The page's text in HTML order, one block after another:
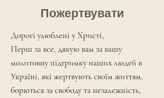
Пожертвувати
Дорогі улюблені у Христі,
Перш за все, дякую вам за вашу
молитовну підтримку наших людей в
Україні, які жертвують своїм життям,
борються за свободу та незалежність,